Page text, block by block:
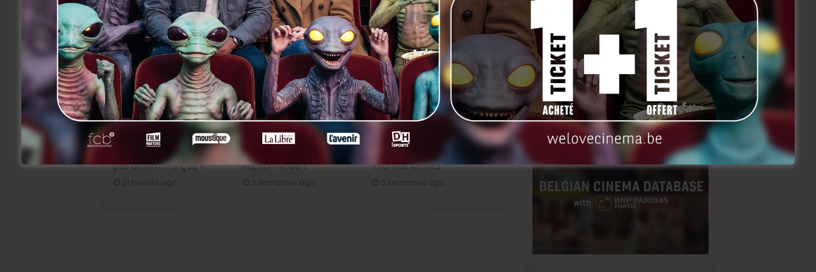
Jeudi.
Avalanche de tweets
politiques.
Related Articles
BRIFF Express: Tom Adjibi et
Adéola Hawna, « Ceci n’est
pas un film français ».
21 heures ago
Sur le tournage de
« Please », avec Victor
Ruprich-Robert
2 semaines ago
Sur le tournage de…
« L’Ordre Pourpre », avec
Thomas Ancora
3 semaines ago